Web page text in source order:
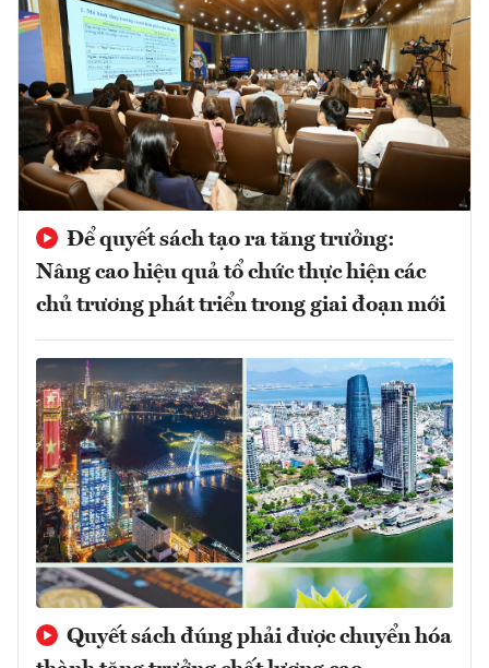
Để quyết sách tạo ra tăng trưởng:
Nâng cao hiệu quả tổ chức thực hiện các
chủ trương phát triển trong giai đoạn mới
Quyết sách đúng phải được chuyển hóa